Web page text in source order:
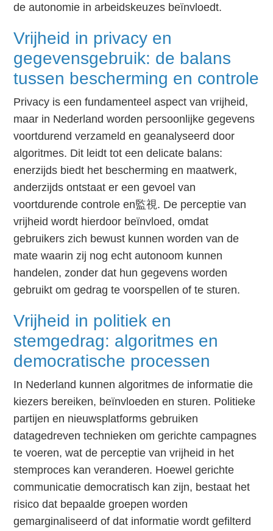
de autonomie in arbeidskeuzes beïnvloedt.
Vrijheid in privacy en
gegevensgebruik: de balans
tussen bescherming en controle
Privacy is een fundamenteel aspect van vrijheid,
maar in Nederland worden persoonlijke gegevens
voortdurend verzameld en geanalyseerd door
algoritmes. Dit leidt tot een delicate balans:
enerzijds biedt het bescherming en maatwerk,
anderzijds ontstaat er een gevoel van
voortdurende controle en監視. De perceptie van
vrijheid wordt hierdoor beïnvloed, omdat
gebruikers zich bewust kunnen worden van de
mate waarin zij nog echt autonoom kunnen
handelen, zonder dat hun gegevens worden
gebruikt om gedrag te voorspellen of te sturen.
Vrijheid in politiek en
stemgedrag: algoritmes en
democratische processen
In Nederland kunnen algoritmes de informatie die
kiezers bereiken, beïnvloeden en sturen. Politieke
partijen en nieuwsplatforms gebruiken
datagedreven technieken om gerichte campagnes
te voeren, wat de perceptie van vrijheid in het
stemproces kan veranderen. Hoewel gerichte
communicatie democratisch kan zijn, bestaat het
risico dat bepaalde groepen worden
gemarginaliseerd of dat informatie wordt gefilterd